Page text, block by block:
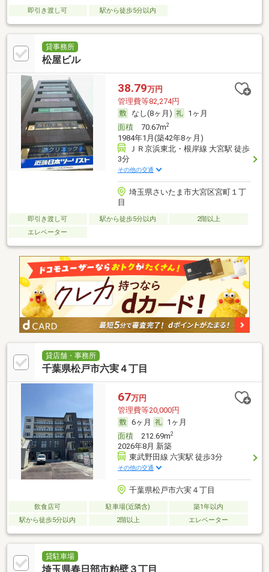
即引き渡し可 駅から徒歩5分以内
貸事務所
松屋ビル
38.79万円
管理費等82,274円
なし(8ヶ月)
1ヶ月
面積70.67m2
1984年1月(築42年8ヶ月)
ＪＲ京浜東北・根岸線 大宮駅 徒歩
3分
その他の交通
埼玉県さいたま市大宮区宮町１丁
目
即引き渡し可 駅から徒歩5分以内
2階以上
エレベーター
貸店舗・事務所
千葉県松戸市六実４丁目
67万円
管理費等20,000円
6ヶ月
1ヶ月
面積212.69m2
2026年8月 新築
東武野田線 六実駅 徒歩3分
その他の交通
千葉県松戸市六実４丁目
飲食店可 駐車場(近隣含)
築1年以内
駅から徒歩5分以内
2階以上 エレベーター
貸駐車場
埼玉県春日部市粕壁３丁目